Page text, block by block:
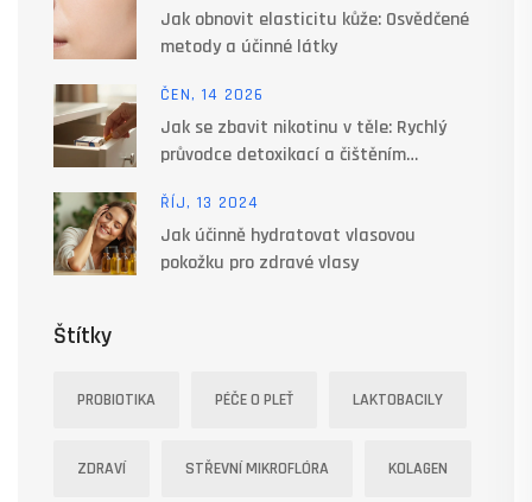
Jak obnovit elasticitu kůže: Osvědčené
metody a účinné látky
ČEN, 14 2026
Jak se zbavit nikotinu v těle: Rychlý
průvodce detoxikací a čištěním
ŘÍJ, 13 2024
Jak účinně hydratovat vlasovou
pokožku pro zdravé vlasy
Štítky
PROBIOTIKA PÉČE O PLEŤ LAKTOBACILY
ZDRAVÍ STŘEVNÍ MIKROFLÓRA KOLAGEN